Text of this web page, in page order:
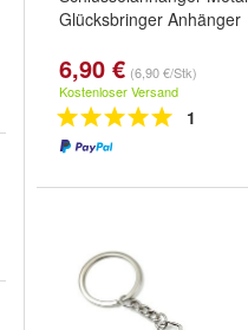
Glücksbringer Anhänger
6,90 € (6,90 €/Stk)
Kostenloser Versand
1